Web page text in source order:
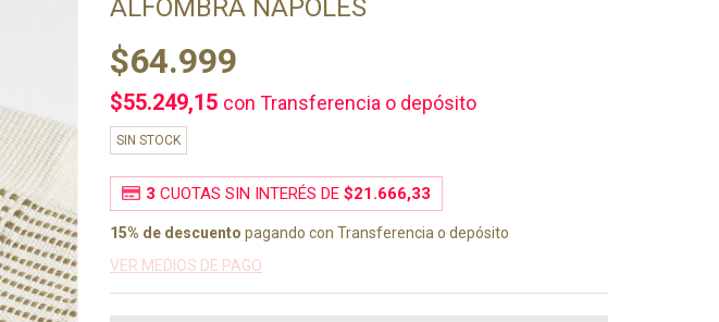
ALFOMBRA NÁPOLES
$64.999
$55.249,15 con Transferencia o depósito
SIN STOCK
3 CUOTAS SIN INTERÉS DE $21.666,33
15% de descuento pagando con Transferencia o depósito
VER MEDIOS DE PAGO